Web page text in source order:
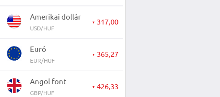
Amerikai dollár
USD/HUF
▼ 317,00
Euró
EUR/HUF
▼ 365,27
Angol font
GBP/HUF
▼ 426,33